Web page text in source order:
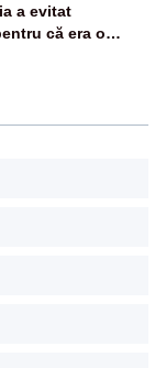
a evitat
că era o
și fondurile de